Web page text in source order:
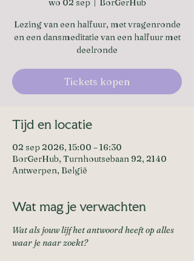
wo 02 sep
  |
BorGerHub
Lezing van een halfuur, met vragenronde
en een dansmeditatie van een halfuur met
deelronde
Tickets kopen
Tijd en locatie
02 sep 2026, 15:00 – 16:30
BorGerHub, Turnhoutsebaan 92, 2140
Antwerpen, België
Wat mag je verwachten
Wat als jouw lijf het antwoord heeft op alles
waar je naar zoekt?